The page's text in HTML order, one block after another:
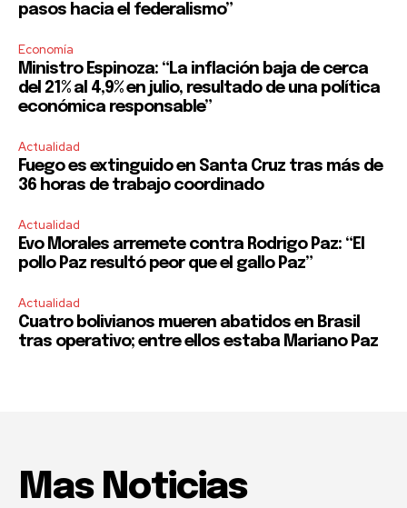
pasos hacia el federalismo”
Economía
Ministro Espinoza: “La inflación baja de cerca
del 21% al 4,9% en julio, resultado de una política
económica responsable”
Actualidad
Fuego es extinguido en Santa Cruz tras más de
36 horas de trabajo coordinado
Actualidad
Evo Morales arremete contra Rodrigo Paz: “El
pollo Paz resultó peor que el gallo Paz”
Actualidad
Cuatro bolivianos mueren abatidos en Brasil
tras operativo; entre ellos estaba Mariano Paz
Mas Noticias